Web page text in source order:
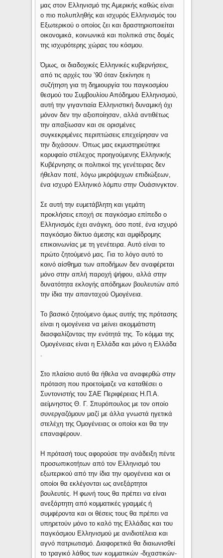
μας στον Ελληνισμό της Αμερικής καθώς είναι
ο πιο πολυπληθής και ισχυρός Ελληνισμός του
Εξωτερικού ο οποίος ζει και δραστηριοποιείται
οικονομικά, κοινωνικά και πολιτικά στις δομές
της ισχυρότερης χώρας του κόσμου.
Όμως, οι διαδοχικές Ελληνικές κυβερνήσεις,
από τις αρχές του ’90 όταν ξεκίνησε η
συζήτηση για τη δημιουργία του παγκοσμίου
θεσμού του Συμβουλίου Απόδημου Ελληνισμού,
αυτή την γιγαντιαία Ελληνιστική δυναμική όχι
μόνον δεν την αξιοποίησαν, αλλά αντιθέτως
την απαξίωσαν και σε ορισμένες
συγκεκριμένες περιπτώσεις επεχείρησαν να
την διχάσουν. Όπως μας εκμυστηρεύτηκε
κορυφαίο στέλεχος προηγούμενης Ελληνικής
Κυβέρνησης οι πολιτικοί της γενέτειρας δεν
ήθελαν ποτέ, λόγω μικρόψυχων επιδιώξεων,
ένα ισχυρό Ελληνικό λόμπυ στην Ουάσινγκτον.
Σε αυτή την ευμετάβλητη και γεμάτη
προκλήσεις εποχή σε παγκόσμιο επίπεδο ο
Ελληνισμός έχει ανάγκη, όσο ποτέ, ένα ισχυρό
παγκόσμιο δίκτυο άμεσης και αμφίδρομης
επικοινωνίας με τη γενέτειρα. Αυτό είναι το
πρώτο ζητούμενό μας. Για το λόγο αυτό το
κοινό αίσθημα των αποδήμων δεν αναφέρεται
μόνο στην απλή παροχή ψήφου, αλλά στην
δυνατότητα εκλογής απόδημων βουλευτών από
την ίδια την απανταχού Ομογένεια.
Το βασικό ζητούμενο όμως αυτής της πρότασης
είναι η ομογένεια να μείνει ακομμάτιστη
διασφαλίζοντας την ενότητά της. Το κόμμα της
Ομογένειας είναι η Ελλάδα και μόνο η Ελλάδα
.
Στο πλαίσιο αυτό θα ήθελα να αναφερθώ στην
πρόταση που προετοίμαζε να καταθέσει ο
Συντονιστής του ΣΑΕ Περιφέρειας Η.Π.Α.
αείμνηστος Θ. Γ. Σπυρόπουλος με τον οποίο
συνεργαζόμουν μαζί με άλλα γνωστά ηγετικά
στελέχη της Ομογένειας οι οποίοι και θα την
επαναφέρουν.
Η πρότασή τους αφορούσε την ανάδειξη πέντε
προσωπικοτήτων από τον Ελληνισμό του
εξωτερικού από την ίδια την ομογένεια και οι
οποίοι θα εκλέγονται ως ανεξάρτητοι
βουλευτές. Η φωνή τους θα πρέπει να είναι
ανεξάρτητη από κομματικές γραμμές ή
συμφέροντα και οι θέσεις τους θα πρέπει να
υπηρετούν μόνο το καλό της Ελλάδας και του
παγκόσμιου Ελληνισμού με ανιδιοτέλεια και
αγνό πατριωτισμό. Διαφορετικά θα διαιωνισθεί
το τραγικό λάθος των κομματικών -διχαστικών-